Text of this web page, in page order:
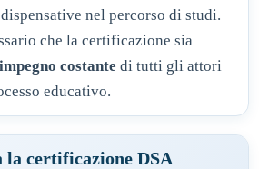
nel percorso di studi.
che la certificazione sia
impegno costante di tutti gli attori
educativo.
la certificazione DSA